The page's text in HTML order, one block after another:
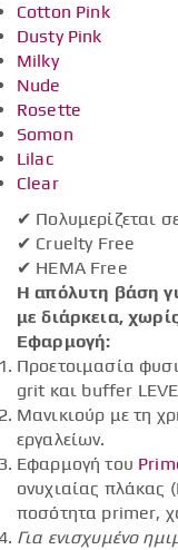
Cotton Pink
Dusty Pink
Milky
Nude
Rosette
Somon
Lilac
Clear
✔ Πολυμερίζεται
✔ Cruelty Free
✔ HEMA Free
Η απόλυτη βάση
με διάρκεια,
Εφαρμογή:
Προετοιμασία
grit και buffer
Μανικιούρ με τη
εργαλείων.
Εφαρμογή του
ονυχιαίας πλάκας
ποσότητα primer,
Για ενισχυμένο